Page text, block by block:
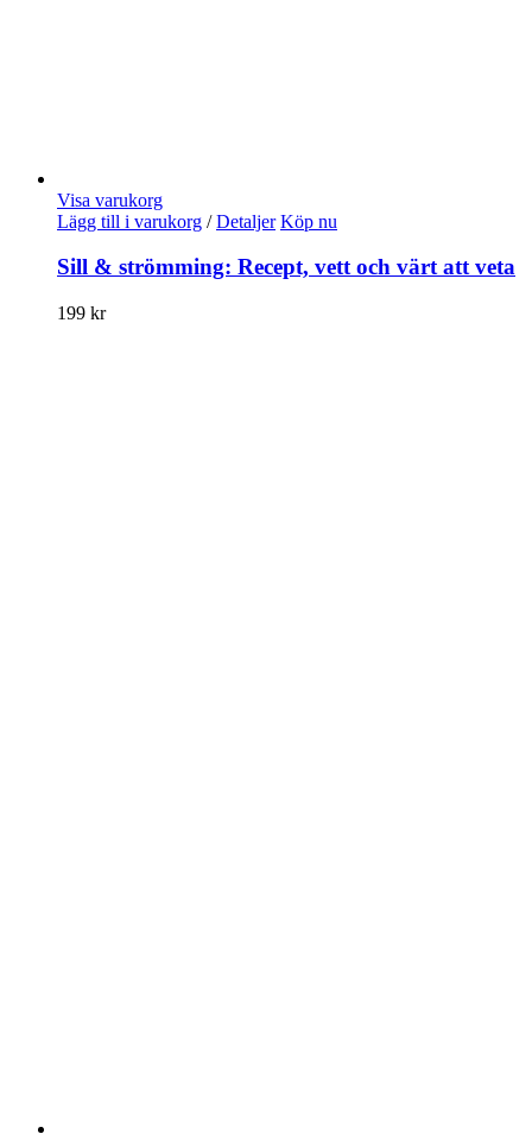
Visa varukorg
Lägg till i varukorg / Detaljer Köp nu
Sill & strömming: Recept, vett och värt att veta
199 kr